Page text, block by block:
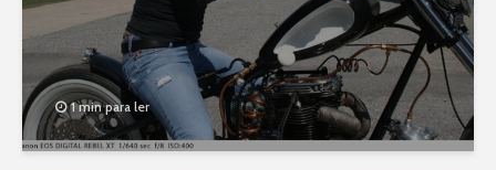
1 min para ler